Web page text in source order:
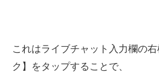
これはライブチャット入力欄の
ク】をタップすることで、